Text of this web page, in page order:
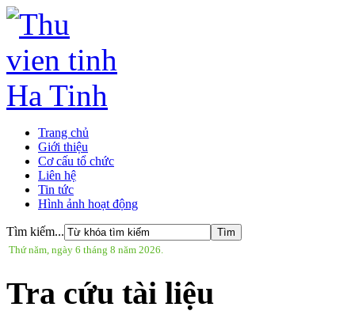
Trang chủ
Giới thiệu
Cơ cấu tổ chức
Liên hệ
Tin tức
Hình ảnh hoạt động
Tìm kiếm...
Thứ năm, ngày 6 tháng 8 năm 2026.
Tra cứu tài liệu